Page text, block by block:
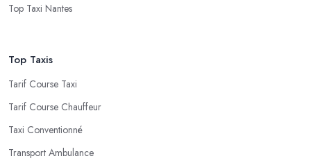
Top Taxi Nantes
Top Taxis
Tarif Course Taxi
Tarif Course Chauffeur
Taxi Conventionné
Transport Ambulance